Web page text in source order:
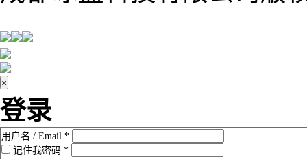
×
登录
用户名 / Email *
密码 *
记住我